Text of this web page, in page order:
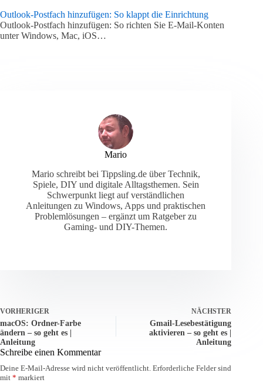
Outlook-Postfach hinzufügen: So klappt die Einrichtung
Outlook-Postfach hinzufügen: So richten Sie E-Mail-Konten
unter Windows, Mac, iOS…
Mario
Mario schreibt bei Tippsling.de über Technik,
Spiele, DIY und digitale Alltagsthemen. Sein
Schwerpunkt liegt auf verständlichen
Anleitungen zu Windows, Apps und praktischen
Problemlösungen – ergänzt um Ratgeber zu
Gaming- und DIY-Themen.
VORHERIGER
macOS: Ordner-Farbe
ändern – so geht es |
Anleitung
NÄCHSTER
Gmail-Lesebestätigung
aktivieren – so geht es |
Anleitung
Schreibe einen Kommentar
Deine E-Mail-Adresse wird nicht veröffentlicht. Erforderliche Felder sind
mit * markiert